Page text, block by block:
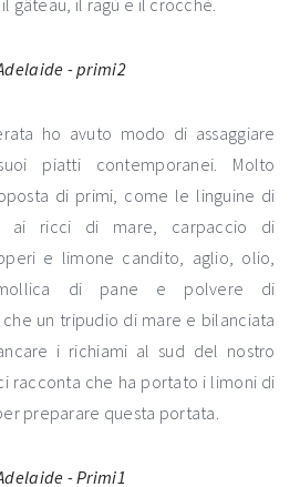
gâteau, il ragù e il crocchè.
ho avuto modo di assaggiare
piatti contemporanei. Molto
di primi, come le linguine di
ai ricci di mare, carpaccio di
e limone candito, aglio, olio,
di pane e polvere di
un tripudio di mare e bilanciata
i richiami al sud del nostro
racconta che ha portato i limoni di
preparare questa portata.